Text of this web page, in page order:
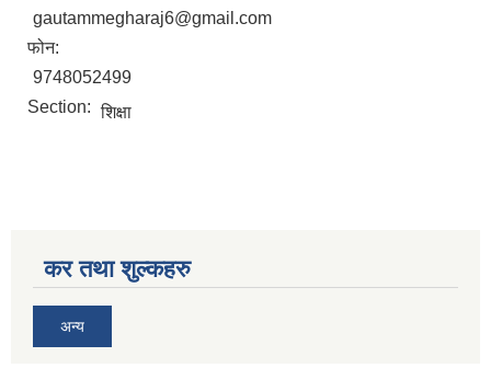
gautammegharaj6@gmail.com
फोन:
9748052499
Section: शिक्षा
कर तथा शुल्कहरु
अन्य